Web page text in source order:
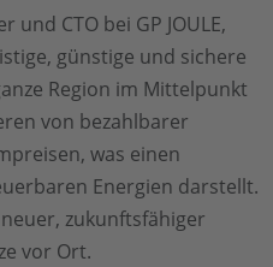
CTO bei GP JOULE,
günstige und sichere
Region im Mittelpunkt
von bezahlbarer
was einen
Energien darstellt.
zukunftsfähiger
vor Ort.